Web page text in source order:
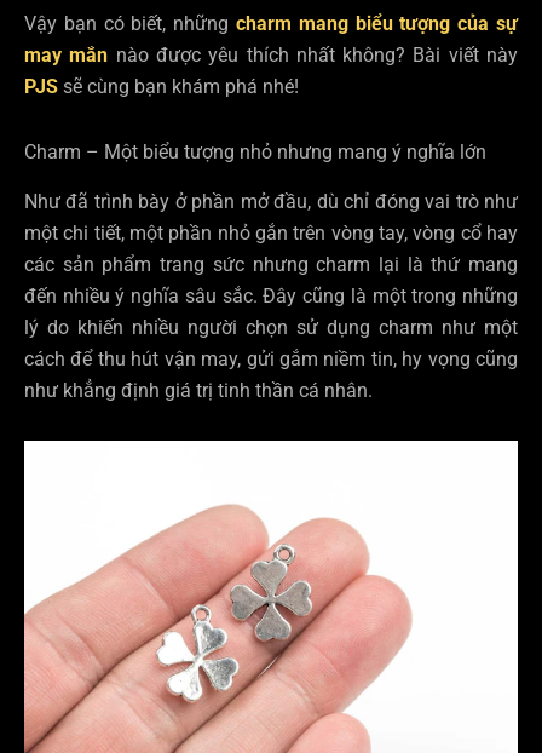
Vậy bạn có biết, những charm mang biểu tượng của sự
may mắn nào được yêu thích nhất không? Bài viết này
PJS sẽ cùng bạn khám phá nhé!
Charm – Một biểu tượng nhỏ nhưng mang ý nghĩa lớn
Như đã trình bày ở phần mở đầu, dù chỉ đóng vai trò như
một chi tiết, một phần nhỏ gắn trên vòng tay, vòng cổ hay
các sản phẩm trang sức nhưng charm lại là thứ mang
đến nhiều ý nghĩa sâu sắc. Đây cũng là một trong những
lý do khiến nhiều người chọn sử dụng charm như một
cách để thu hút vận may, gửi gắm niềm tin, hy vọng cũng
như khẳng định giá trị tinh thần cá nhân.